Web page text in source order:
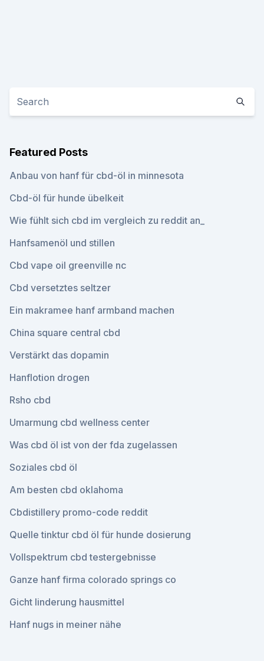
Featured Posts
Anbau von hanf für cbd-öl in minnesota
Cbd-öl für hunde übelkeit
Wie fühlt sich cbd im vergleich zu reddit an_
Hanfsamenöl und stillen
Cbd vape oil greenville nc
Cbd versetztes seltzer
Ein makramee hanf armband machen
China square central cbd
Verstärkt das dopamin
Hanflotion drogen
Rsho cbd
Umarmung cbd wellness center
Was cbd öl ist von der fda zugelassen
Soziales cbd öl
Am besten cbd oklahoma
Cbdistillery promo-code reddit
Quelle tinktur cbd öl für hunde dosierung
Vollspektrum cbd testergebnisse
Ganze hanf firma colorado springs co
Gicht linderung hausmittel
Hanf nugs in meiner nähe